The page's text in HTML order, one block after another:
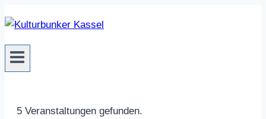
Inhalt
springen
5 Veranstaltungen gefunden.